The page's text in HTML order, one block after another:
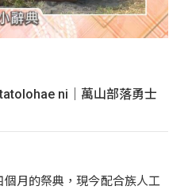
tatolohae ni｜萬山部落勇士
月的祭典，現今配合族人工